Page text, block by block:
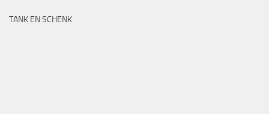
TANK EN SCHENK